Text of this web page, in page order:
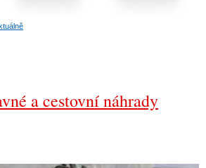
a cestovní náhrady